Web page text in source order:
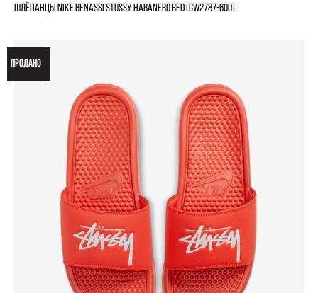
ШЛЁПАНЦЫ NIKE BENASSI STUSSY HABANERO RED (CW2787-600)
ПРОДАНО